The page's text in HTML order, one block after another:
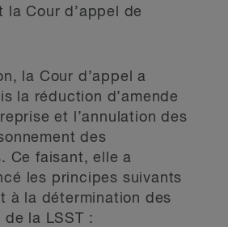
la Cour d’appel de
la Cour d’appel a
la réduction d’amende
et l’annulation des
des
Ce faisant, elle a
les principes suivants
à la détermination des
de la LSST :